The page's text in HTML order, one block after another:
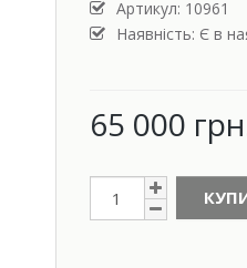
Артикул: 10961
Наявність: Є в
65 000